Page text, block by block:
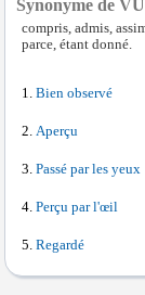
Synonyme de VU
compris, admis,
parce, étant donné.
Bien observé
Aperçu
Passé par les yeux
Perçu par l'œil
Regardé